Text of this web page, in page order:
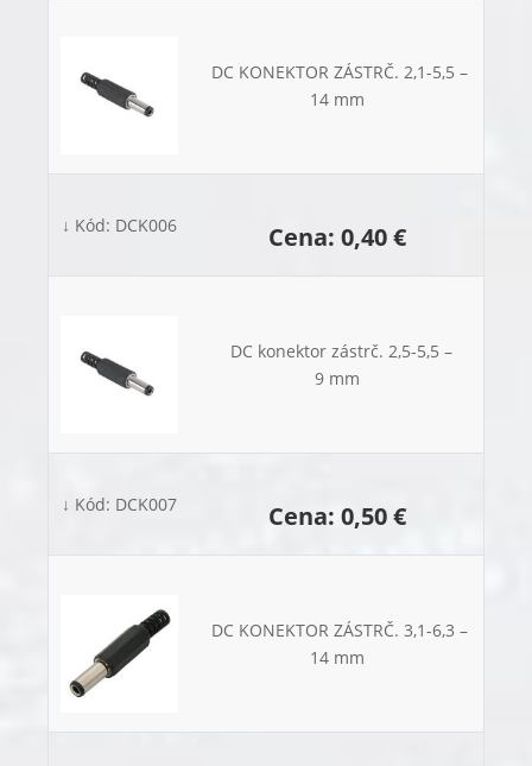
DC KONEKTOR ZÁSTRČ. 2,1-5,5 –
14 mm
↓ Kód: DCK006 Cena: 0,40 €
DC konektor zástrč. 2,5-5,5 –
9 mm
↓ Kód: DCK007 Cena: 0,50 €
DC KONEKTOR ZÁSTRČ. 3,1-6,3 –
14 mm